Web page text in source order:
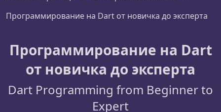
Программирование на Dart от новичка до эксперта
Программирование на Dart
от новичка до эксперта
Dart Programming from Beginner to
Expert